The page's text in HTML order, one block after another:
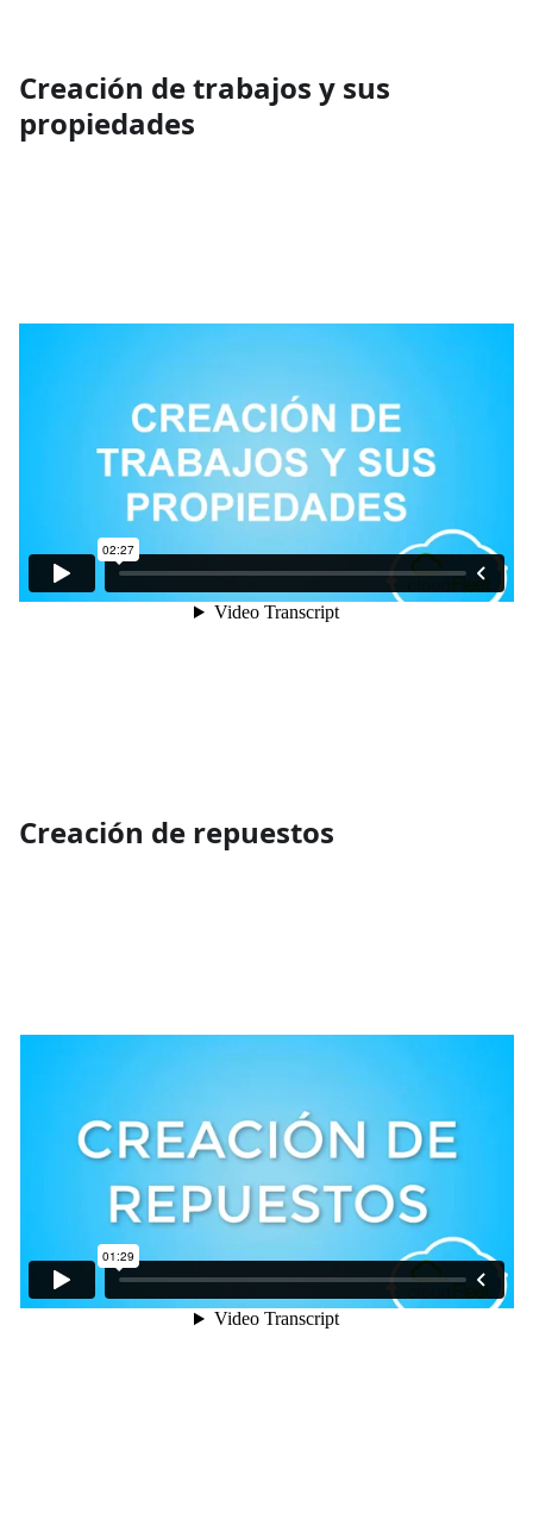
Creación de trabajos y sus
propiedades
Creación de repuestos